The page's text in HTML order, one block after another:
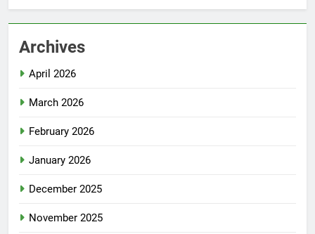
Archives
April 2026
March 2026
February 2026
January 2026
December 2025
November 2025